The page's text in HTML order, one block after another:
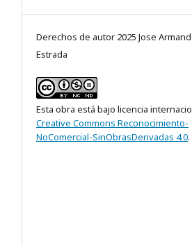
Derechos de autor 2025 Jose
Estrada
Esta obra está bajo licencia
Creative Commons Reconocimiento-
NoComercial-SinObrasDerivadas 4.0.